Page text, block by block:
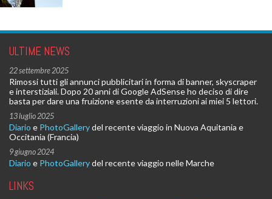
ULTIME NEWS
22 settembre 2025
Rimossi tutti gli annunci pubblicitari in forma di banner, skyscraper
e interstiziali. Dopo 20 anni di Google AdSense ho deciso di dire
basta per dare una fruizione esente da interruzioni ai miei 5 lettori.
13 luglio 2025
Diario e PhotoGallerydel recente viaggio in Nuova Aquitania e
Occitania (Francia)
9 giugno 2024
Diario e PhotoGallerydel recente viaggio nelle Marche
LINKS